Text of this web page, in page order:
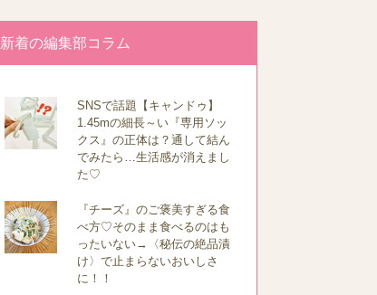
新着の編集部コラム
SNSで話題【キャンドゥ】
1.45mの細長～い『専用ソッ
クス』の正体は？通して結ん
でみたら…生活感が消えまし
た♡
『チーズ』のご褒美すぎる食
べ方♡そのまま食べるのはも
ったいない→〈秘伝の絶品漬
け〉で止まらないおいしさ
に！！